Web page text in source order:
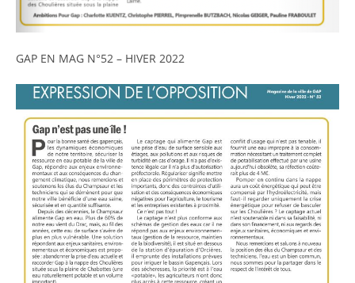
GAP EN MAG N°52 – HIVER 2022